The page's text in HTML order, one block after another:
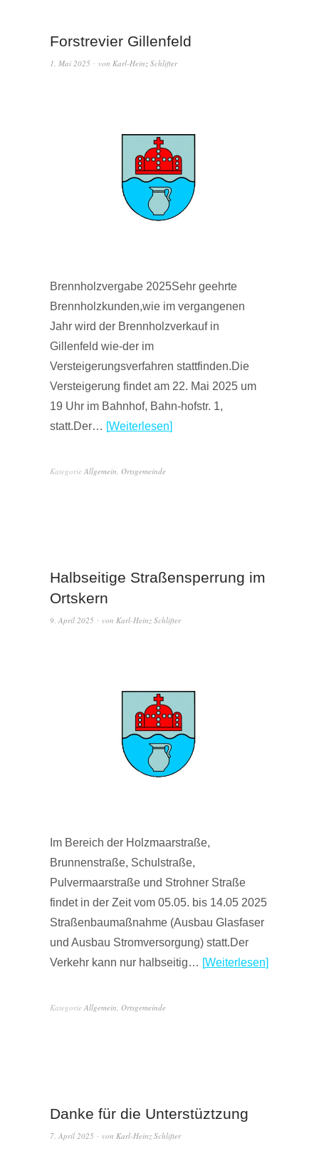
Forstrevier Gillenfeld
1. Mai 2025 von Karl-Heinz Schlifter
Brennholzvergabe 2025Sehr geehrte
Brennholzkunden,wie im vergangenen
Jahr wird der Brennholzverkauf in
Gillenfeld wie-der im
Versteigerungsverfahren stattfinden.Die
Versteigerung findet am 22. Mai 2025 um
19 Uhr im Bahnhof, Bahn-hofstr. 1,
statt.Der… Weiterlesen
Kategorie Allgemein Ortsgemeinde
Halbseitige Straßensperrung im
Ortskern
9. April 2025 von Karl-Heinz Schlifter
Im Bereich der Holzmaarstraße,
Brunnenstraße, Schulstraße,
Pulvermaarstraße und Strohner Straße
findet in der Zeit vom 05.05. bis 14.05 2025
Straßenbaumaßnahme (Ausbau Glasfaser
und Ausbau Stromversorgung) statt.Der
Verkehr kann nur halbseitig… Weiterlesen
Kategorie Allgemein, Ortsgemeinde
Danke für die Unterstüztzung
7. April 2025 von Karl-Heinz Schlifter